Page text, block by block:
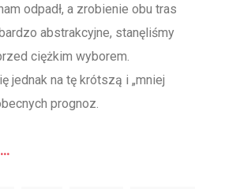
odpadł, a zrobienie obu tras
abstrakcyjne, stanęliśmy
ciężkim wyborem.
jednak na tę krótszą i „mniej
prognoz.